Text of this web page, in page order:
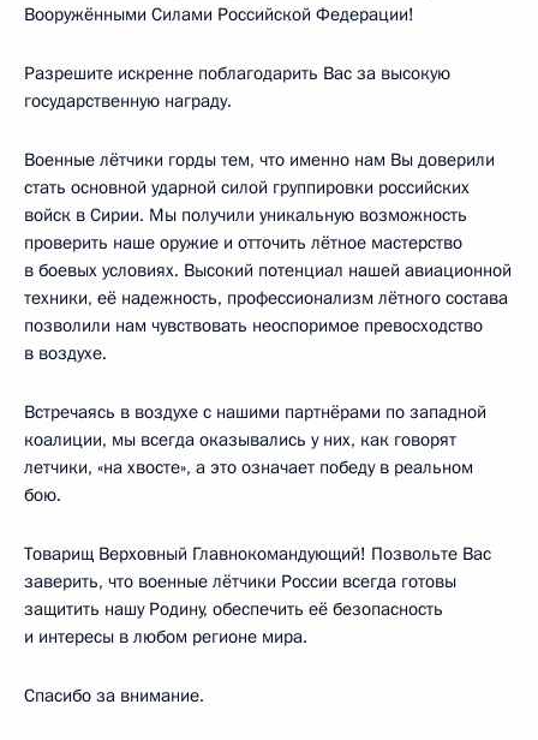
Вооружёнными Силами Российской Федерации!
Разрешите искренне поблагодарить Вас за высокую
государственную награду.
Военные лётчики горды тем, что именно нам Вы доверили
стать основной ударной силой группировки российских
войск в Сирии. Мы получили уникальную возможность
проверить наше оружие и отточить лётное мастерство
в боевых условиях. Высокий потенциал нашей авиационной
техники, её надежность, профессионализм лётного состава
позволили нам чувствовать неоспоримое превосходство
в воздухе.
Встречаясь в воздухе с нашими партнёрами по западной
коалиции, мы всегда оказывались у них, как говорят
летчики, «на хвосте», а это означает победу в реальном
бою.
Товарищ Верховный Главнокомандующий! Позвольте Вас
заверить, что военные лётчики России всегда готовы
защитить нашу Родину, обеспечить её безопасность
и интересы в любом регионе мира.
Спасибо за внимание.